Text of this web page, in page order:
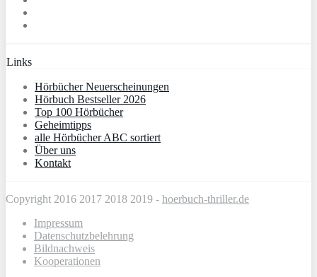
Links
Hörbücher Neuerscheinungen
Hörbuch Bestseller 2026
Top 100 Hörbücher
Geheimtipps
alle Hörbücher ABC sortiert
Über uns
Kontakt
Copyright 2016 2017 2018 2019 - hoerbuch-thriller.de
Impressum
Datenschutzbelehrung
Bildnachweis
Kooperationen